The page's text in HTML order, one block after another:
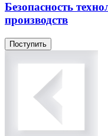
Безопасность
производств
Поступить